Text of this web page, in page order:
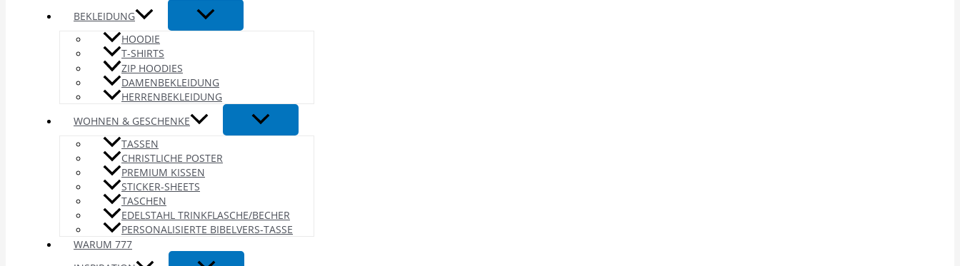
BEKLEIDUNG
HOODIE
T-SHIRTS
ZIP HOODIES
DAMENBEKLEIDUNG
HERRENBEKLEIDUNG
WOHNEN & GESCHENKE
TASSEN
CHRISTLICHE POSTER
PREMIUM KISSEN
STICKER-SHEETS
TASCHEN
EDELSTAHL TRINKFLASCHE/BECHER
PERSONALISIERTE BIBELVERS-TASSE
WARUM 777